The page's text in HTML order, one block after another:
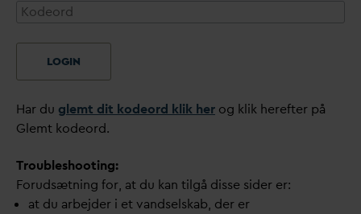
LOGIN
Har du glemt dit kodeord klik her og klik herefter på
Glemt kodeord.
Troubleshooting:
Forudsætning for, at du kan tilgå disse sider er:
at du arbejder i et vandselskab, der er